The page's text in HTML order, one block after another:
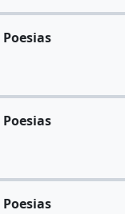
Poesias
Poesias
Poesias